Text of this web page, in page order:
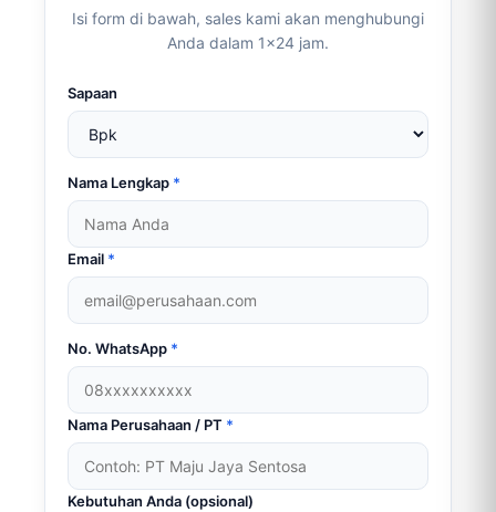
Isi form di bawah, sales kami akan menghubungi
Anda dalam 1×24 jam.
Sapaan
Nama Lengkap *
Email *
No. WhatsApp *
Nama Perusahaan / PT *
Kebutuhan Anda (opsional)